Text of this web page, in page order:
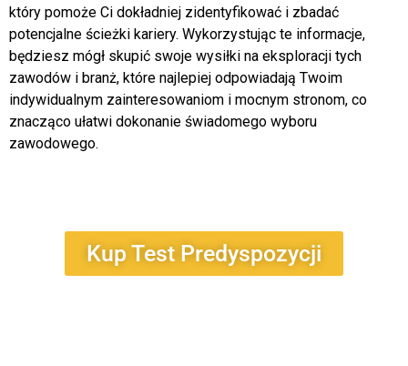
który pomoże Ci dokładniej zidentyfikować i zbadać
potencjalne ścieżki kariery. Wykorzystując te informacje,
będziesz mógł skupić swoje wysiłki na eksploracji tych
zawodów i branż, które najlepiej odpowiadają Twoim
indywidualnym zainteresowaniom i mocnym stronom, co
znacząco ułatwi dokonanie świadomego wyboru
zawodowego.
Kup Test Predyspozycji